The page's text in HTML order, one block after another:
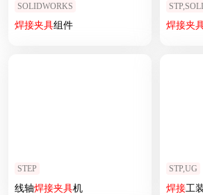
SOLIDWORKS
焊接夹具组件 焊接夹
STEP
线轴焊接夹具机
STP,UG
焊接工